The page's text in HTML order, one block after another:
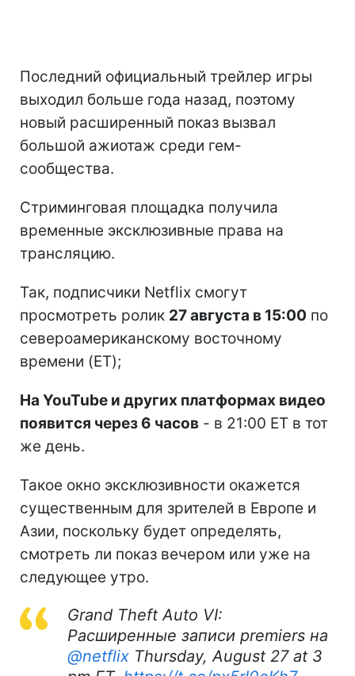
Последний официальный трейлер игры
выходил больше года назад, поэтому
новый расширенный показ вызвал
большой ажиотаж среди гем-
сообщества.
Стриминговая площадка получила
временные эксклюзивные права на
трансляцию.
Так, подписчики Netflix смогут
просмотреть ролик 27 августа в 15:00 по
североамериканскому восточному
времени (ET);
На YouTube и других платформах видео
появится через 6 часов - в 21:00 ET в тот
же день.
Такое окно эксклюзивности окажется
существенным для зрителей в Европе и
Азии, поскольку будет определять,
смотреть ли показ вечером или уже на
следующее утро.
Grand Theft Auto VI:
Расширенные записи premiers на
@netflix Thursday, August 27 at 3